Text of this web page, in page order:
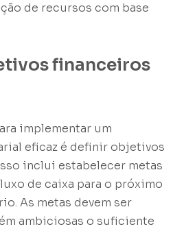
de recursos com base
financeiros
implementar um
eficaz é definir objetivos
inclui estabelecer metas
de caixa para o próximo
As metas devem ser
ambiciosas o suficiente